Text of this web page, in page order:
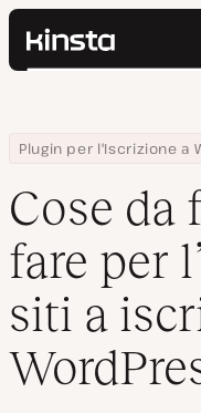
Kinsta®
Prezzi
Contatti
Cerca
Home
Centro Risorse
Blog
Plugin per l'Iscrizione a
Cose da fare e da non
Cose da
fare per
siti a